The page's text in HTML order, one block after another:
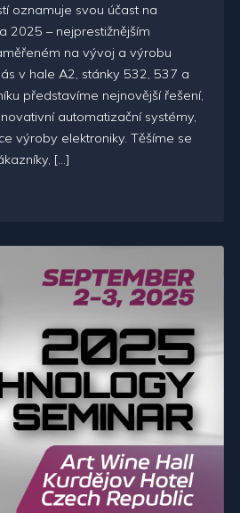
oznamuje svou účast na
2025 – nejprestižnějším
na vývoj a výrobu
v hale A2, stánky 532, 537 a
představíme nejnovější řešení,
automatizační systémy,
výroby elektroniky. Těšíme se
[…]